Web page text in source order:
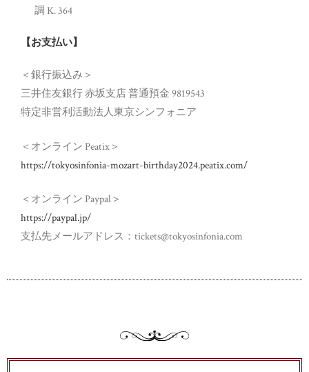
調 K. 364
【お支払い】
＜銀行振込み＞
三井住友銀行 赤坂支店 普通預金 9819543
特定非営利活動法人東京シンフォニア
＜オンライン Peatix＞
https://tokyosinfonia-mozart-birthday2024.peatix.com/
＜オンライン Paypal＞
https://paypal.jp/
支払先メールアドレス：tickets@tokyosinfonia.com